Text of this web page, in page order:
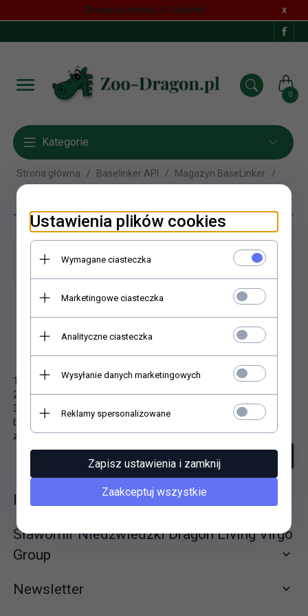
Strona korzysta z Cookies! x
0
Kategorie
Strona główna Baselinker API Magazyn BaseLinker
Maced
Niestety nie znaleziono produktu!
1. Sprawdź poprawność zapytania i spróbuj ponownie.
2. Ogranicz szukane słowa do jednego lub dwóch.
3. Podaj ogólną nazwę produktu, którego szukasz. Później
będziesz mógł ograniczyć wyniki wyszukiwania korzystając z
zaawansowanych filtrów.
szukanie zaawansowane
Informacje
Sławomir Niedźwiedzki Dragon Living Virgo
Group
Newsletter
Ustawienia plików cookies
Wymagane ciasteczka
Marketingowe ciasteczka
Analityczne ciasteczka
Wysyłanie danych marketingowych
Reklamy spersonalizowane
Zapisz ustawienia i zamknij
Zaakceptuj wszystkie